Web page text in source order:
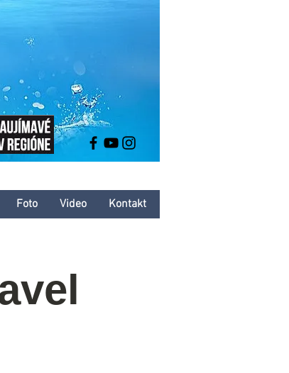
Foto Video Kontakt